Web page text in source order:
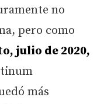
no
pero como
julio de 2020,
más